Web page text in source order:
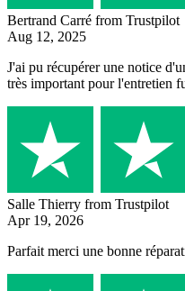
Bertrand Carré from Trustpilot
Aug 12, 2025
J'ai pu récupérer une notice
très important pour l'entretien
Salle Thierry from Trustpilot
Apr 19, 2026
Parfait merci une bonne